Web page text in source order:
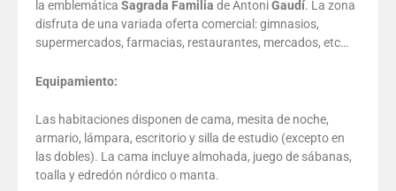
la emblemática Sagrada Familia de AntoniGaudí. La zona
disfruta de una variada oferta comercial: gimnasios,
supermercados, farmacias, restaurantes, mercados, etc…
Equipamiento:
Las habitaciones disponen de cama, mesita de noche,
armario, lámpara, escritorio y silla de estudio (excepto en
las dobles). La cama incluye almohada, juego de sábanas,
toalla y edredón nórdico o manta.